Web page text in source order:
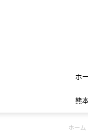
ホ
熊
ホーム